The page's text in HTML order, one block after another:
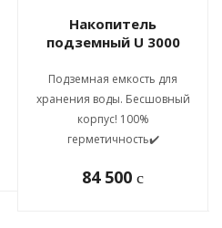
Накопитель
подземный U 3000
Подземная емкость для
хранения воды. Бесшовный
корпус! 100%
герметичность✔️
84 500 c